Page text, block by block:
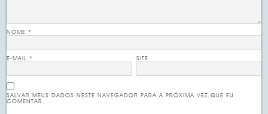
NOME*
E-MAIL* SITE
SALVAR MEUS DADOS NESTE NAVEGADOR PARA A PRÓXIMA VEZ QUE EU
COMENTAR.